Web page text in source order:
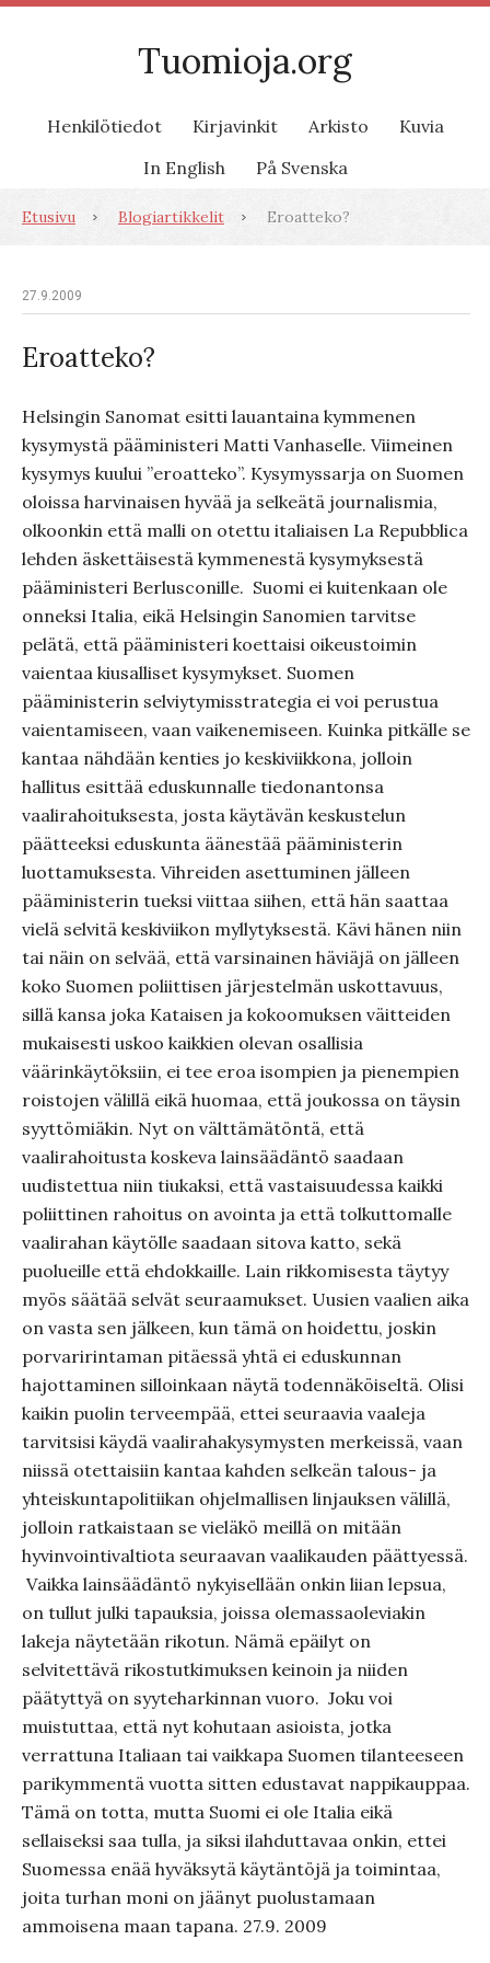
Tuomioja.org
Henkilötiedot Kirjavinkit Arkisto
Kuvia
In English
På Svenska
Etusivu Blogiartikkelit Eroatteko?
27.9.2009
Eroatteko?
Helsingin Sanomat esitti lauantaina kymmenen
kysymystä pääministeri Matti Vanhaselle. Viimeinen
kysymys kuului ”eroatteko”. Kysymyssarja on Suomen
oloissa harvinaisen hyvää ja selkeätä journalismia,
olkoonkin että malli on otettu italiaisen La Repubblica
lehden äskettäisestä kymmenestä kysymyksestä
pääministeri Berlusconille. Suomi ei kuitenkaan ole
onneksi Italia, eikä Helsingin Sanomien tarvitse
pelätä, että pääministeri koettaisi oikeustoimin
vaientaa kiusalliset kysymykset. Suomen
pääministerin selviytymisstrategia ei voi perustua
vaientamiseen, vaan vaikenemiseen. Kuinka pitkälle se
kantaa nähdään kenties jo keskiviikkona, jolloin
hallitus esittää eduskunnalle tiedonantonsa
vaalirahoituksesta, josta käytävän keskustelun
päätteeksi eduskunta äänestää pääministerin
luottamuksesta. Vihreiden asettuminen jälleen
pääministerin tueksi viittaa siihen, että hän saattaa
vielä selvitä keskiviikon myllytyksestä. Kävi hänen niin
tai näin on selvää, että varsinainen häviäjä on jälleen
koko Suomen poliittisen järjestelmän uskottavuus,
sillä kansa joka Kataisen ja kokoomuksen väitteiden
mukaisesti uskoo kaikkien olevan osallisia
väärinkäytöksiin, ei tee eroa isompien ja pienempien
roistojen välillä eikä huomaa, että joukossa on täysin
syyttömiäkin. Nyt on välttämätöntä, että
vaalirahoitusta koskeva lainsäädäntö saadaan
uudistettua niin tiukaksi, että vastaisuudessa kaikki
poliittinen rahoitus on avointa ja että tolkuttomalle
vaalirahan käytölle saadaan sitova katto, sekä
puolueille että ehdokkaille. Lain rikkomisesta täytyy
myös säätää selvät seuraamukset. Uusien vaalien aika
on vasta sen jälkeen, kun tämä on hoidettu, joskin
porvaririntaman pitäessä yhtä ei eduskunnan
hajottaminen silloinkaan näytä todennäköiseltä. Olisi
kaikin puolin terveempää, ettei seuraavia vaaleja
tarvitsisi käydä vaalirahakysymysten merkeissä, vaan
niissä otettaisiin kantaa kahden selkeän talous- ja
yhteiskuntapolitiikan ohjelmallisen linjauksen välillä,
jolloin ratkaistaan se vieläkö meillä on mitään
hyvinvointivaltiota seuraavan vaalikauden päättyessä.
Vaikka lainsäädäntö nykyisellään onkin liian lepsua,
on tullut julki tapauksia, joissa olemassaoleviakin
lakeja näytetään rikotun. Nämä epäilyt on
selvitettävä rikostutkimuksen keinoin ja niiden
päätyttyä on syyteharkinnan vuoro. Joku voi
muistuttaa, että nyt kohutaan asioista, jotka
verrattuna Italiaan tai vaikkapa Suomen tilanteeseen
parikymmentä vuotta sitten edustavat nappikauppaa.
Tämä on totta, mutta Suomi ei ole Italia eikä
sellaiseksi saa tulla, ja siksi ilahduttavaa onkin, ettei
Suomessa enää hyväksytä käytäntöjä ja toimintaa,
joita turhan moni on jäänyt puolustamaan
ammoisena maan tapana. 27.9. 2009